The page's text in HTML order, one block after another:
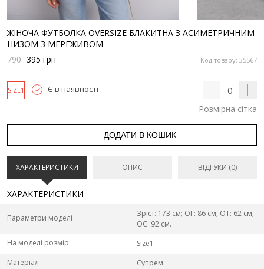
ЖІНОЧА ФУТБОЛКА OVERSIZE БЛАКИТНА З АСИМЕТРИЧНИМ
НИЗОМ З МЕРЕЖИВОМ
Код товару: 35567
790 395 грн
SIZE1 Є в наявності 0
Розмірна сітка
ДОДАТИ В КОШИК
ХАРАКТЕРИСТИКИ ОПИС ВІДГУКИ (0)
ХАРАКТЕРИСТИКИ
Параметри моделі
Зріст: 173 см; ОГ: 86 см; ОТ: 62 см;
ОС: 92 см.
На моделі розмір
Size1
Матеріал
Супрем